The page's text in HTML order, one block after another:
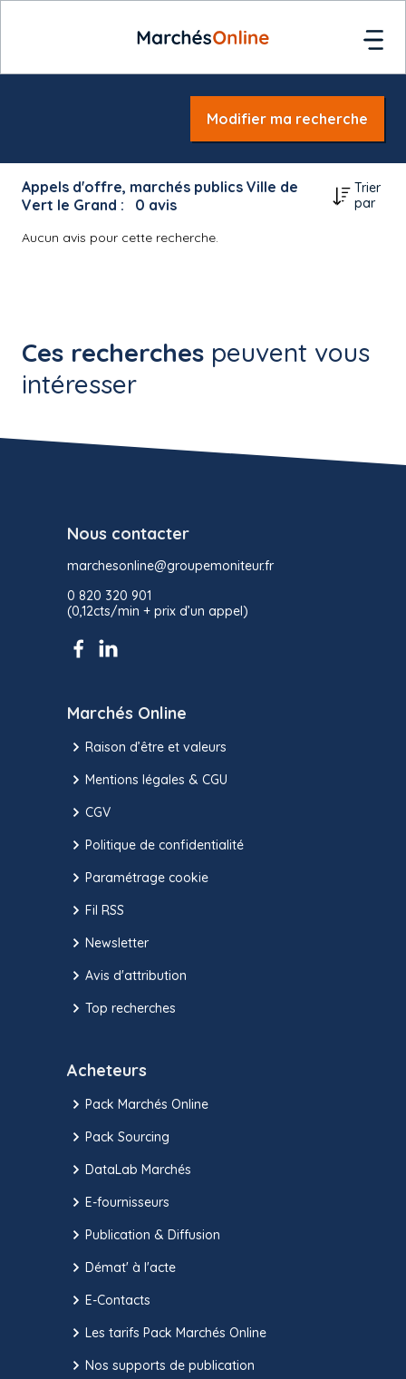
Modifier ma recherche
Appels d'offre, marchés publics Ville de
Vert le Grand :
0 avis
Trier
par
Aucun avis pour cette recherche.
Ces recherches peuvent vous
intéresser
Nous contacter
marchesonline@groupemoniteur.fr
0 820 320 901
(0,12cts/min + prix d’un appel)
Marchés Online
Raison d’être et valeurs
Mentions légales & CGU
CGV
Politique de confidentialité
Paramétrage cookie
Fil RSS
Newsletter
Avis d'attribution
Top recherches
Acheteurs
Pack Marchés Online
Pack Sourcing
DataLab Marchés
E-fournisseurs
Publication & Diffusion
Démat' à l'acte
E-Contacts
Les tarifs Pack Marchés Online
Nos supports de publication